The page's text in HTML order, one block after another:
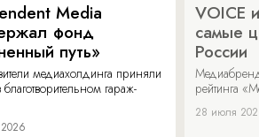
Media
фонд
путь»
медиахолдинга приняли
благотворительном гараж-
2026
VOICE
самые
России
рейтинга
28 июля